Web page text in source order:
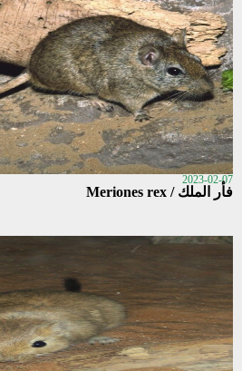
2023-02-07
فأر الملك / Meriones rex